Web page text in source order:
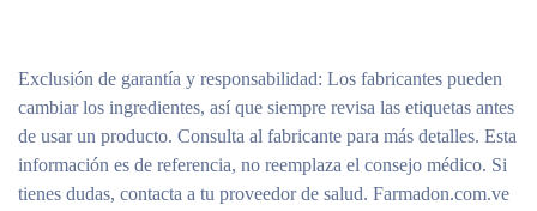
Exclusión de garantía y responsabilidad: Los fabricantes pueden
cambiar los ingredientes, así que siempre revisa las etiquetas antes
de usar un producto. Consulta al fabricante para más detalles. Esta
información es de referencia, no reemplaza el consejo médico. Si
tienes dudas, contacta a tu proveedor de salud. Farmadon.com.ve